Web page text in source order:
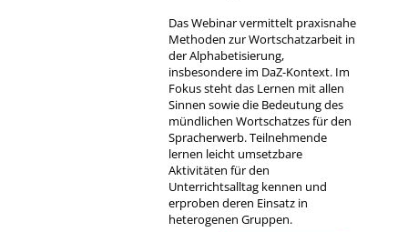
Das Webinar vermittelt praxisnahe
Methoden zur Wortschatzarbeit in
der Alphabetisierung,
insbesondere im DaZ-Kontext. Im
Fokus steht das Lernen mit allen
Sinnen sowie die Bedeutung des
mündlichen Wortschatzes für den
Spracherwerb. Teilnehmende
lernen leicht umsetzbare
Aktivitäten für den
Unterrichtsalltag kennen und
erproben deren Einsatz in
heterogenen Gruppen.